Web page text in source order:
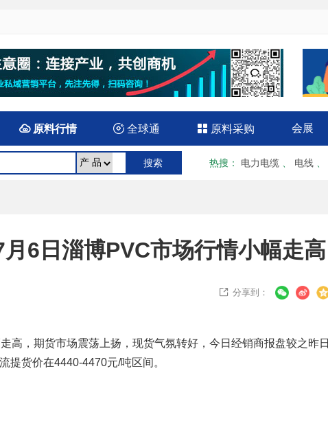
原料行情  全球通  原料采购 会展
热搜 ： 电力电缆 电线
6日淄博PVC市场行情小幅走高
 分享到：
高，期货市场震荡上扬，现货气氛转好，今日经销商报盘较之昨日
提货价在4440-4470元/吨区间。